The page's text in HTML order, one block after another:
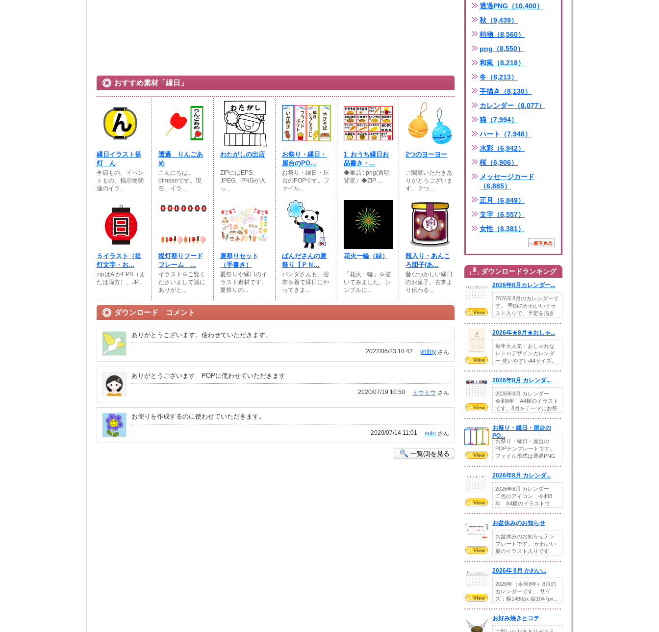
おすすめ素材「縁日」
縁日イラスト提
灯 ん
季節もの、イベン
トもの、掲示物関
連のイラ...
透過 りんごあ
め
こんにちは。
oimsanです。現
在、イラ...
わたがしの出店
ZIPにはEPS、
JPEG、PNGが入
っ...
お祭り・縁日・
屋台のPO...
お祭り・縁日・屋
台のPOPです。フ
ァイル...
1_おうち縁日お
品書き・...
◆単品 : png(透明
背景）◆ZIP ...
2つのヨーヨー
ご閲覧いただきあ
りがとうございま
す。２つ...
５イラスト（提
灯文字・お...
zipはAiかEPS（ま
たは両方）、JP...
提灯祭りフード
フレーム ...
イラストをご覧く
ださいまして誠に
ありがと...
夏祭りセット
（手書き）
夏祭りや縁日のイ
ラスト素材です。
夏祭りの...
ぱんださんの夏
祭り【ＰＮ...
パンダさんも、浴
衣を着て縁日にや
ってきま...
花火一輪（緑）
「花火一輪」を描
いてみました。シ
ンプルに...
瓶入り・あんこ
ろ団子(あ...
昔なつかしい縁日
のお菓子、古来よ
り伝わる...
ダウンロード コメント
ありがとうございます。使わせていただきます。
yhihiy さん
2022/06/23 10:42
ありがとうございます POPに使わせていただきます
ミウミウ さん
2020/07/19 10:50
お便りを作成するのに使わせていただきます。
suto さん
2020/07/14 11:01
一覧(3)を見る
透過PNG（10,400）
秋（9,439）
植物（8,560）
png（8,550）
和風（8,218）
冬（8,213）
手描き（8,130）
カレンダー（8,077）
猫（7,994）
ハート（7,948）
水彩（6,942）
桜（6,906）
メッセージカード
（6,885）
正月（6,849）
文字（6,557）
女性（6,381）
ダウンロードランキング
2026年8月カレンダー...
2026年8月のカレンダーで
す。 季節のかわいいイラ
スト入りで、予定を描き
2026年★8月★おしゃ...
毎年大人気！おしゃれな
レトロデザインカレンダ
ー 使いやすいA4サイズ。
2026年8月 カレンダ...
2026年8月 カレンダー
令和8年 A4横のイラスト
です。8月をテーマにお祭
お祭り・縁日・屋台の
PO...
お祭り・縁日・屋台の
POPテンプレートです。
ファイル形式は透過PNG
2026年8月 カレンダ...
2026年8月 カレンダー
二色のアイコン 令和8
年 A4横のイラストで
お盆休みのお知らせ
お盆休みのお知らせテン
プレートです。 かわいい
夏のイラスト入りです。
2026年 8月 かわい...
2026年（令和8年）8月の
カレンダーです。 サイ
ズ：横1480px 縦1047px...
お好み焼きとコテ